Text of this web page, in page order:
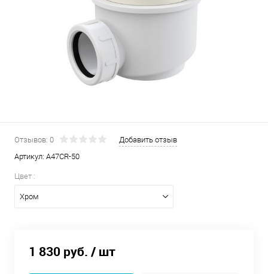
Отзывов: 0
Добавить отзыв
Артикул: A47CR-50
Цвет :
Хром
1 830 руб. / шт